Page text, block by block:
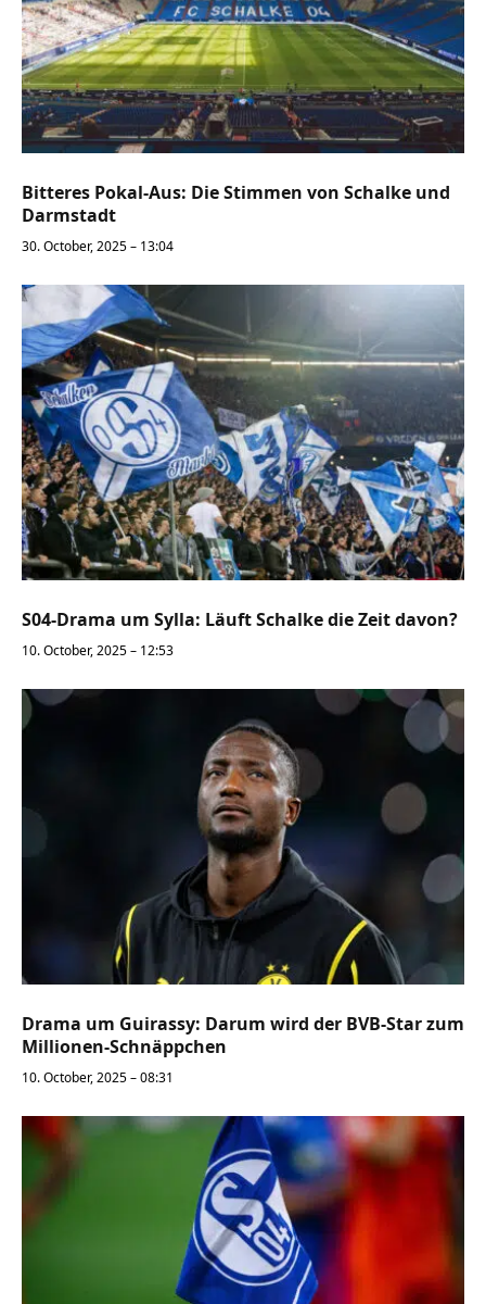
Bitteres Pokal-Aus: Die Stimmen von Schalke und
Darmstadt
30. October, 2025 – 13:04
S04-Drama um Sylla: Läuft Schalke die Zeit davon?
10. October, 2025 – 12:53
Drama um Guirassy: Darum wird der BVB-Star zum
Millionen-Schnäppchen
10. October, 2025 – 08:31